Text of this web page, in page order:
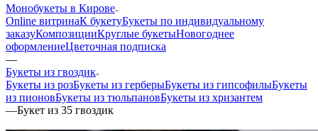
Монобукеты в Кирове
Online витринаК букетуБукеты по индивидуальному
заказуКомпозицииКруглые букетыНовогоднее
оформлениеЦветочная подписка
—
Букеты из гвоздик
Букеты из розБукеты из герберыБукеты из гипсофилыБукеты
из пионовБукеты из тюльпановБукеты из хризантем
—Букет из 35 гвоздик